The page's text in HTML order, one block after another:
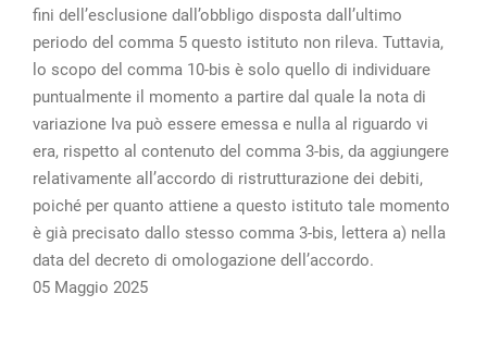
fini dell’esclusione dall’obbligo disposta dall’ultimo
periodo del comma 5 questo istituto non rileva. Tuttavia,
lo scopo del comma 10-bis è solo quello di individuare
puntualmente il momento a partire dal quale la nota di
variazione Iva può essere emessa e nulla al riguardo vi
era, rispetto al contenuto del comma 3-bis, da aggiungere
relativamente all’accordo di ristrutturazione dei debiti,
poiché per quanto attiene a questo istituto tale momento
è già precisato dallo stesso comma 3-bis, lettera a) nella
data del decreto di omologazione dell’accordo.
05 Maggio 2025